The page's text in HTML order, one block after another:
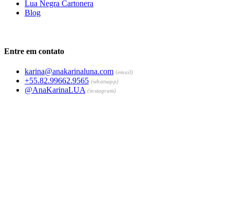
Lua Negra Cartonera
Blog
Entre em contato
karina@anakarinaluna.com (email)
+55.82.99662.9565 (whatsapp)
@AnaKarinaLUA (instagram)